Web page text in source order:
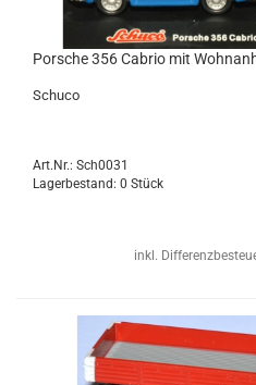
Por­sche 356 Ca­brio mit
Schu­co
Art.Nr.: Sch0031
Lagerbestand: 0 Stück
inkl.